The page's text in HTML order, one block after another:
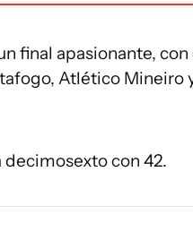
final apasionante,
Atlético Mineiro
decimosexto con 42.